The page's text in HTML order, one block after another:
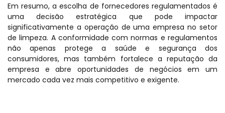
Em resumo, a escolha de fornecedores regulamentados é
uma decisão estratégica que pode impactar
significativamente a operação de uma empresa no setor
de limpeza. A conformidade com normas e regulamentos
não apenas protege a saúde e segurança dos
consumidores, mas também fortalece a reputação da
empresa e abre oportunidades de negócios em um
mercado cada vez mais competitivo e exigente.